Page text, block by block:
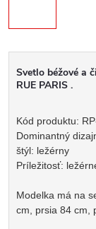
Svetlo béžové a
RUE PARIS .
Kód produktu:
Dominantný
štýl: ležérny
Príležitosť:
Modelka má na
cm, prsia 84 cm,